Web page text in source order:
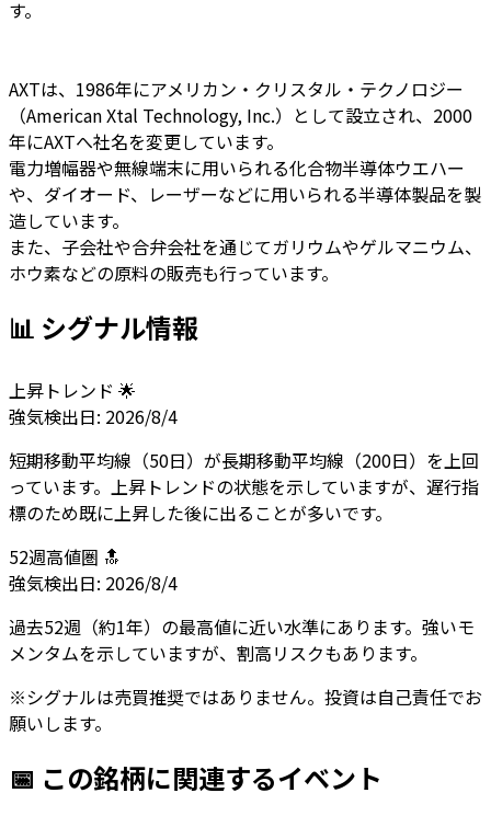
す。
AXTは、1986年にアメリカン・クリスタル・テクノロジー
（American Xtal Technology, Inc.）として設立され、2000
年にAXTへ社名を変更しています。
電力増幅器や無線端末に用いられる化合物半導体ウエハー
や、ダイオード、レーザーなどに用いられる半導体製品を製
造しています。
また、子会社や合弁会社を通じてガリウムやゲルマニウム、
ホウ素などの原料の販売も行っています。
📊 シグナル情報
上昇トレンド 🌟
強気検出日: 2026/8/4
短期移動平均線（50日）が長期移動平均線（200日）を上回
っています。上昇トレンドの状態を示していますが、遅行指
標のため既に上昇した後に出ることが多いです。
52週高値圏 🔝
強気検出日: 2026/8/4
過去52週（約1年）の最高値に近い水準にあります。強いモ
メンタムを示していますが、割高リスクもあります。
※シグナルは売買推奨ではありません。投資は自己責任でお
願いします。
📅 この銘柄に関連するイベント